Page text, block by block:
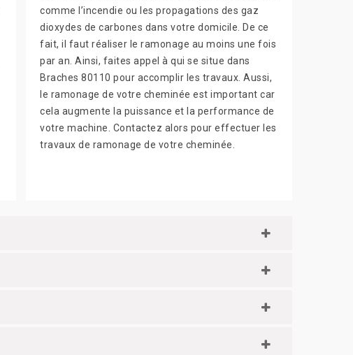
comme l’incendie ou les propagations des gaz
dioxydes de carbones dans votre domicile. De ce
fait, il faut réaliser le ramonage au moins une fois
par an. Ainsi, faites appel à qui se situe dans
Braches 80110 pour accomplir les travaux. Aussi,
le ramonage de votre cheminée est important car
cela augmente la puissance et la performance de
votre machine. Contactez alors pour effectuer les
travaux de ramonage de votre cheminée.